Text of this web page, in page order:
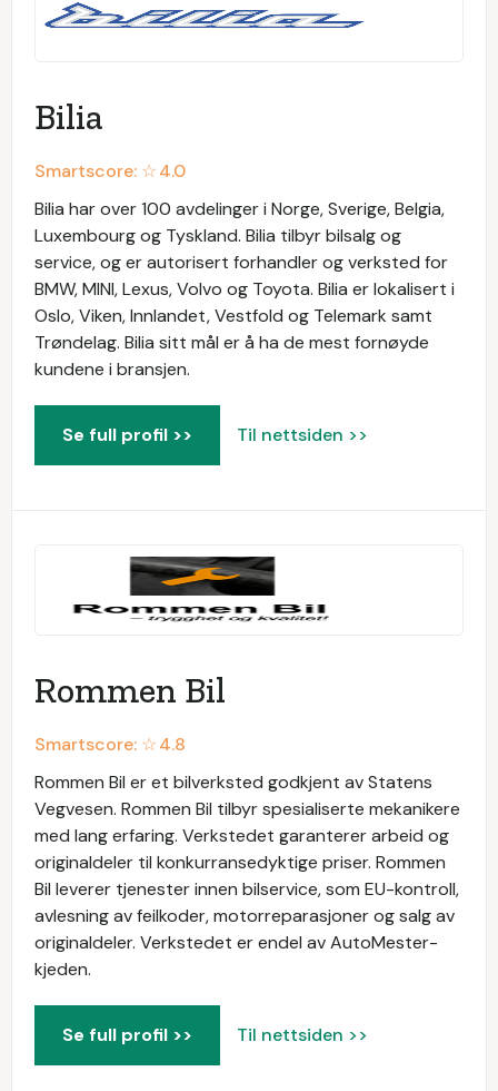
Bilia
Smartscore: ☆4.0
Bilia har over 100 avdelinger i Norge, Sverige, Belgia,
Luxembourg og Tyskland. Bilia tilbyr bilsalg og
service, og er autorisert forhandler og verksted for
BMW, MINI, Lexus, Volvo og Toyota. Bilia er lokalisert i
Oslo, Viken, Innlandet, Vestfold og Telemark samt
Trøndelag. Bilia sitt mål er å ha de mest fornøyde
kundene i bransjen.
Se full profil >> Til nettsiden >>
Rommen Bil
Smartscore: ☆4.8
Rommen Bil er et bilverksted godkjent av Statens
Vegvesen. Rommen Bil tilbyr spesialiserte mekanikere
med lang erfaring. Verkstedet garanterer arbeid og
originaldeler til konkurransedyktige priser. Rommen
Bil leverer tjenester innen bilservice, som EU-kontroll,
avlesning av feilkoder, motorreparasjoner og salg av
originaldeler. Verkstedet er endel av AutoMester-
kjeden.
Se full profil >> Til nettsiden >>